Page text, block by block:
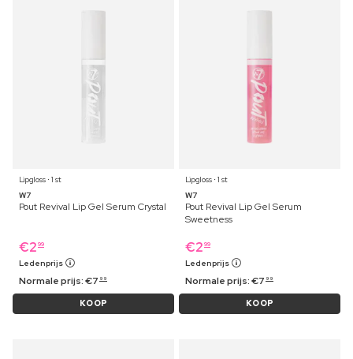
Lipgloss ⋅ 1 st
W7
Pout Revival Lip Gel Serum Crystal
€2 99
Ledenprijs
Normale prijs:€7 99
KOOP
Lipgloss ⋅ 1 st
W7
Pout Revival Lip Gel Serum
Sweetness
€2 99
Ledenprijs
Normale prijs:€7 99
KOOP